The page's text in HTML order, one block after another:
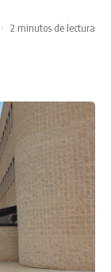
2 minutos de lectura